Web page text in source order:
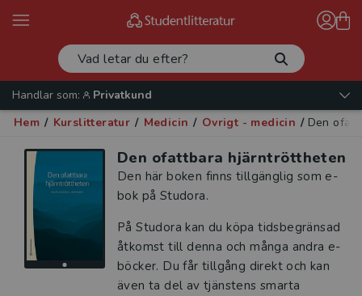
Handlar som:
Privatkund
Hem / Kurslitteratur / Medicin / Övrigt - medicin / Den
Den ofattbara hjärntröttheten
Den här boken finns tillgänglig som e-
bok på Studora.
På Studora kan du köpa tidsbegränsad
åtkomst till denna och många andra e-
böcker. Du får tillgång direkt och kan
även ta del av tjänstens smarta